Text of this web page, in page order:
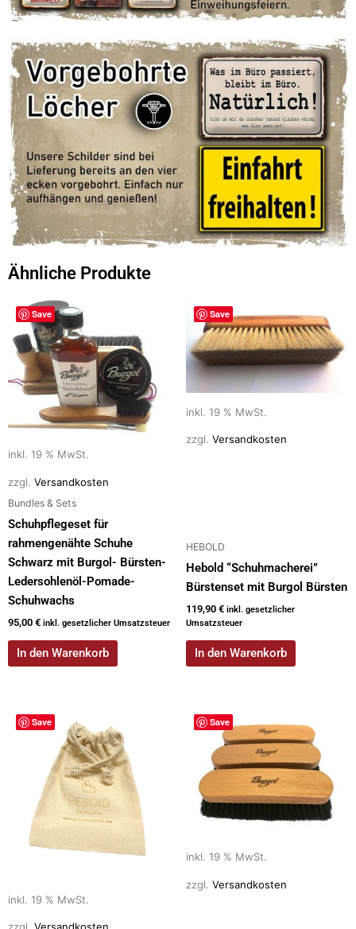
Ähnliche Produkte
Save
inkl. 19 % MwSt.
zzgl. Versandkosten
Bundles & Sets
Schuhpflegeset für
rahmengenähte Schuhe
Schwarz mit Burgol- Bürsten-
Ledersohlenöl-Pomade-
Schuhwachs
95,00 € inkl. gesetzlicher Umsatzsteuer
In den Warenkorb
Save
inkl. 19 % MwSt.
zzgl. Versandkosten
HEBOLD
Hebold “Schuhmacherei”
Bürstenset mit Burgol Bürsten
119,90 € inkl. gesetzlicher
Umsatzsteuer
In den Warenkorb
Save
inkl. 19 % MwSt.
Save
inkl. 19 % MwSt.
zzgl. Versandkosten